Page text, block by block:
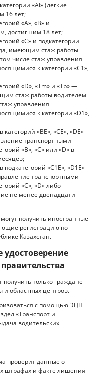
«AI» (легкие
16 лет;
«А», «В» и
достигшим 18 лет;
«С» и подкатегории
имеющим стаж работы
числе стаж управления
к категории «С1»,
«D», «Тm» и «Tb» —
стаж работы водителем
управления
к категории «D1»,
«BE», «СЕ», «DE» —
транспортными
«В», «С» или «D» в
«С1E», «D1E»
транспортными
«С», «D» либо
не менее двенадцати
получить иностранные
регистрацию по
Казахстан.
удостоверение
получить только граждане
и областных центров.
с помощью ЭЦП
«Транспорт и
водительских
проверит данные о
штрафах и факте лишения